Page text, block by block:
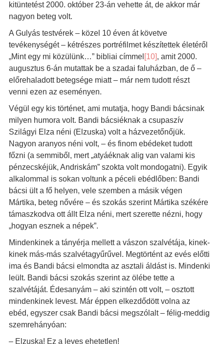
kitüntetést 2000. október 23-án vehette át, de akkor már
nagyon beteg volt.
A Gulyás testvérek – közel 10 éven át követve
tevékenységét – kétrészes portréfilmet készítettek életéről
„Mint egy mi közülünk…” bibliai címmel [10], amit 2000.
augusztus 6-án mutattak be a szadai faluházban, de ő –
előrehaladott betegsége miatt – már nem tudott részt
venni ezen az eseményen.
Végül egy kis történet, ami mutatja, hogy Bandi bácsinak
milyen humora volt. Bandi bácsiéknak a csupaszív
Szilágyi Elza néni (Elzuska) volt a házvezetőnőjük.
Nagyon aranyos néni volt, – és finom ebédeket tudott
főzni (a semmiből, mert „atyáéknak alig van valami kis
pénzecskéjük, Andriskám” szokta volt mondogatni). Egyik
alkalommal is sokan voltunk a péceli ebédlőben: Bandi
bácsi ült a fő helyen, vele szemben a másik végen
Mártika, beteg nővére – és szokás szerint Mártika székére
támaszkodva ott állt Elza néni, mert szerette nézni, hogy
„hogyan esznek a népek”.
Mindenkinek a tányérja mellett a vászon szalvétája, kinek-
kinek más-más szalvétagyűrűvel. Megtörtént az evés előtti
ima és Bandi bácsi elmondta az asztali áldást is. Mindenki
leült. Bandi bácsi szokás szerint az ölébe tette a
szalvétáját. Édesanyám – aki szintén ott volt, – osztott
mindenkinek levest. Már éppen elkezdődött volna az
ebéd, egyszer csak Bandi bácsi megszólalt – félig-meddig
szemrehányóan:
– Elzuska! Ez a leves ehetetlen!